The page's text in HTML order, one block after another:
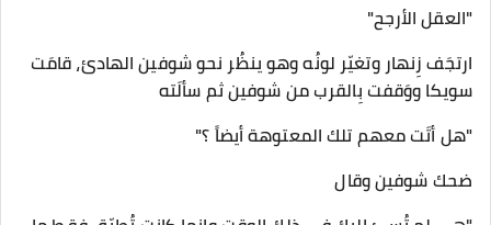
"العقل الأرجح"
ارتجَف زِنهار وتغيّر لونُه وهو ينظُر نحو شوفين الهادئ، قامَت
سويكا ووَقفت بِالقرب من شوفين ثم سألَته
"هل أتَت معهم تلك المعتوهة أيضاً ؟"
ضحك شوفين وقال